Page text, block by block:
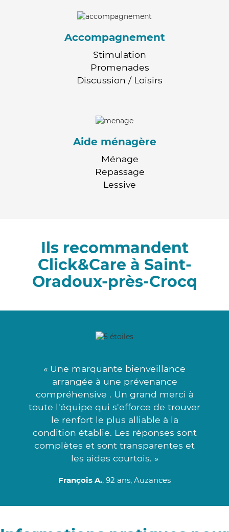
Accompagnement
Stimulation
Promenades
Discussion / Loisirs
Aide ménagère
Ménage
Repassage
Lessive
Ils recommandent
Click&Care à Saint-
Oradoux-près-Crocq
« Une marquante bienveillance
arrangée à une prévenance
compréhensive . Un grand merci à
toute l'équipe qui s'efforce de trouver
le renfort le plus alliable à la
condition établie. Les réponses sont
complètes et sont transparentes et
les aides courtois. »
François A., 92 ans, Auzances